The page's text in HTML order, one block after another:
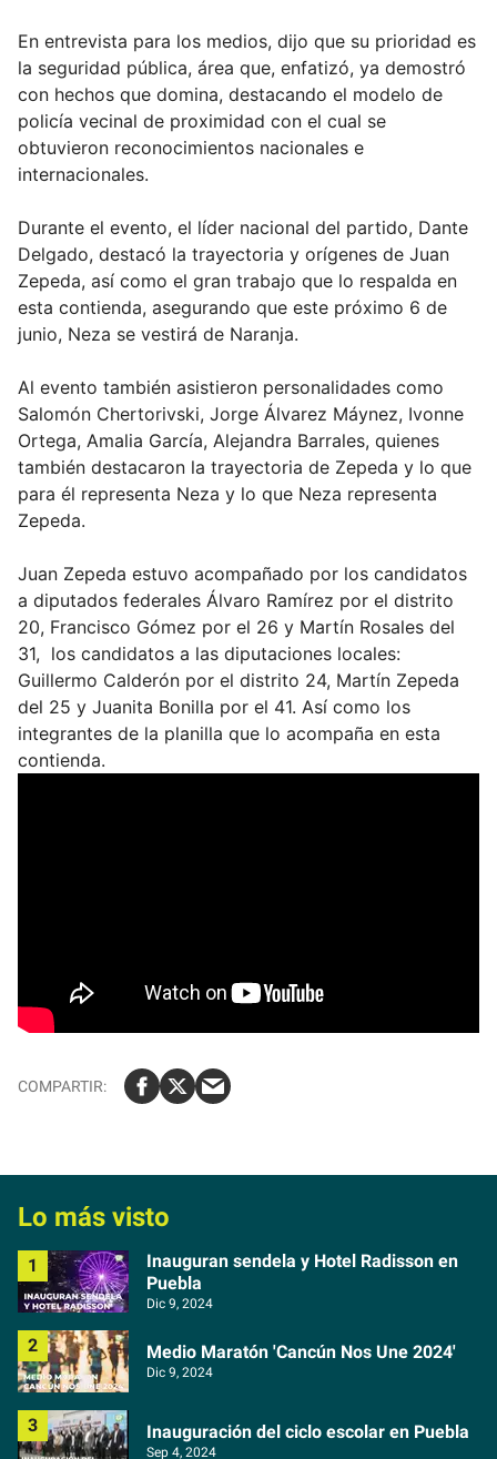
En entrevista para los medios, dijo que su prioridad es
la seguridad pública, área que, enfatizó, ya demostró
con hechos que domina, destacando el modelo de
policía vecinal de proximidad con el cual se
obtuvieron reconocimientos nacionales e
internacionales.
Durante el evento, el líder nacional del partido, Dante
Delgado, destacó la trayectoria y orígenes de Juan
Zepeda, así como el gran trabajo que lo respalda en
esta contienda, asegurando que este próximo 6 de
junio, Neza se vestirá de Naranja.
Al evento también asistieron personalidades como
Salomón Chertorivski, Jorge Álvarez Máynez, Ivonne
Ortega, Amalia García, Alejandra Barrales, quienes
también destacaron la trayectoria de Zepeda y lo que
para él representa Neza y lo que Neza representa
Zepeda.
Juan Zepeda estuvo acompañado por los candidatos
a diputados federales Álvaro Ramírez por el distrito
20, Francisco Gómez por el 26 y Martín Rosales del
31, los candidatos a las diputaciones locales:
Guillermo Calderón por el distrito 24, Martín Zepeda
del 25 y Juanita Bonilla por el 41. Así como los
integrantes de la planilla que lo acompaña en esta
contienda.
Lo más visto
Inauguran sendela y Hotel Radisson en
Puebla
Dic 9, 2024
Medio Maratón 'Cancún Nos Une 2024'
Dic 9, 2024
Inauguración del ciclo escolar en Puebla
Sep 4, 2024